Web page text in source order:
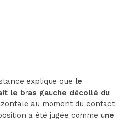
explique que le
le bras gauche décollé du
au moment du contact
a été jugée comme une